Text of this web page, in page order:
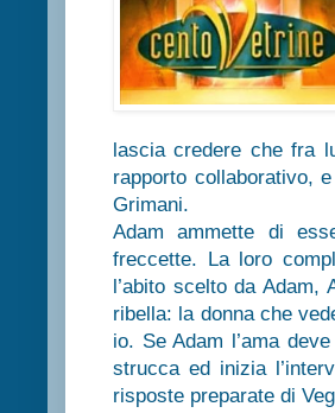
lascia credere che fra
rapporto collaborativo,
Grimani.
Adam ammette di
freccette. La loro
l’abito scelto da Adam,
ribella: la donna che
io. Se Adam l’ama
strucca ed inizia
risposte preparate di